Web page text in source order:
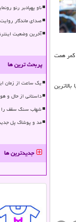
کمر همت
ناو پهپادبر رنو
صدای ماندگار
آخرین وضعیت
پربحث ترین ها
یک ساعت از زمان ایلان ماسک 100
داستانی از حال و
شهاب سنگ سقف را
مد و پوشاک پل
جدیدترین ها